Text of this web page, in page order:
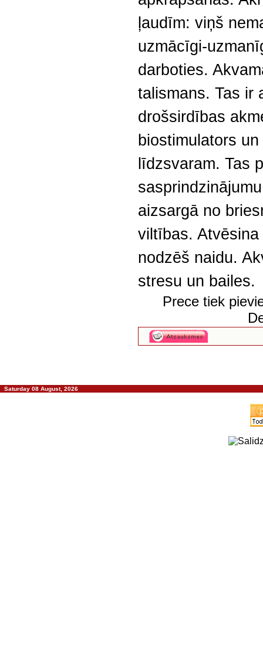
ļaudīm: viņš
uzmācīgi-
darboties.
talismans. Tas ir
drošsirdības
biostimulators
līdzsvaram. Tas
aizsargā no
viltības.
nodzēš naidu.
stresu un bailes.
Prece tiek
Saturday 08 August, 2026